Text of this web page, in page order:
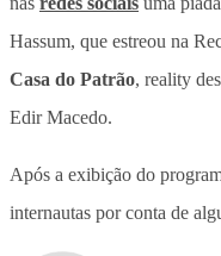
Hassum, que estreou na
Casa do Patrão, reality
Edir Macedo.
Após a exibição do
internautas por conta de